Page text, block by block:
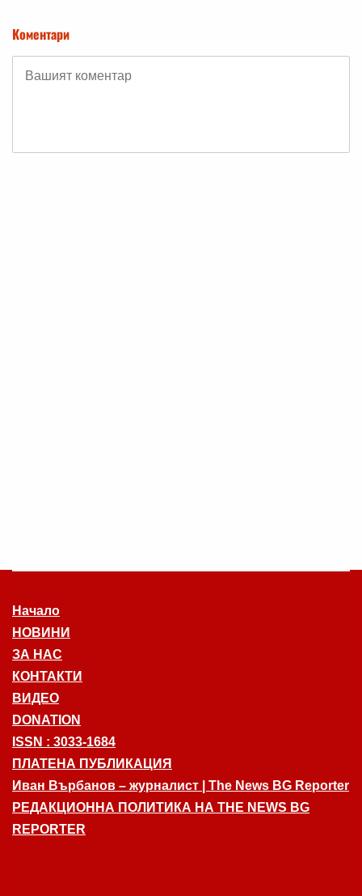
Коментари
Начало
НОВИНИ
ЗА НАС
КОНТАКТИ
ВИДЕО
DONATION
ISSN : 3033-1684
ПЛАТЕНА ПУБЛИКАЦИЯ
Иван Върбанов – журналист | The News BG Reporter
РЕДАКЦИОННА ПОЛИТИКА НА THE NEWS BG
REPORTER